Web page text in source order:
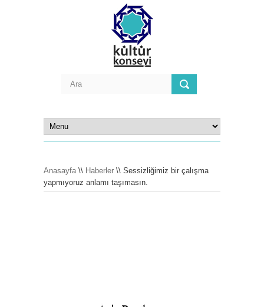
Anasayfa\\ Haberler \\ Sessizliğimiz bir çalışma
yapmıyoruz anlamı taşımasın.